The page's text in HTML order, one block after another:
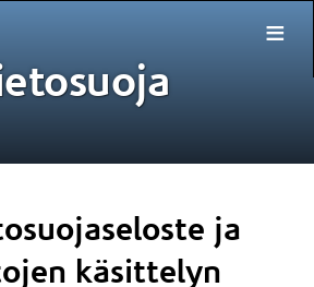
≡
ja
käsittelyn